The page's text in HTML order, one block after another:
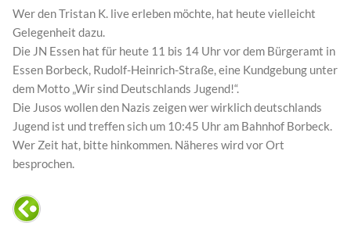
Wer den Tristan K. live erleben möchte, hat heute vielleicht
Gelegenheit dazu.
Die JN Essen hat für heute 11 bis 14 Uhr vor dem Bürgeramt in
Essen Borbeck, Rudolf-Heinrich-Straße, eine Kundgebung unter
dem Motto „Wir sind Deutschlands Jugend!“.
Die Jusos wollen den Nazis zeigen wer wirklich deutschlands
Jugend ist und treffen sich um 10:45 Uhr am Bahnhof Borbeck.
Wer Zeit hat, bitte hinkommen. Näheres wird vor Ort
besprochen.